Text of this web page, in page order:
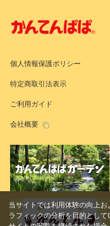
個人情報保護ポリシー
特定商取引法表示
ご利用ガイド
会社概要
当サイトでは利用体験の向上
ラフィックの分析を目的として